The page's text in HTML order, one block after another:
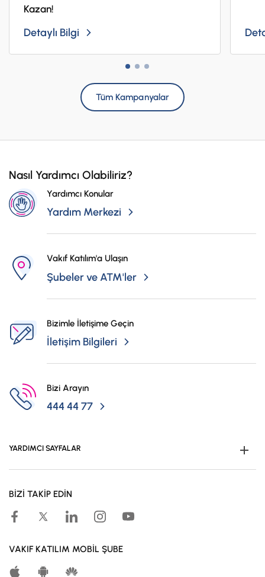
Kazan!
Detaylı Bilgi
Tüm Kampanyalar
Nasıl Yardımcı Olabiliriz?
Yardımcı Konular
Yardım Merkezi
Vakıf Katılım'a Ulaşın
Şubeler ve ATM'ler
Bizimle İletişime Geçin
İletişim Bilgileri
Bizi Arayın
444 44 77
YARDIMCI SAYFALAR
Kampanyalar
Hesaplama Araçları
Katılma Hesapları
BİZİ TAKİP EDİN
VAKIF KATILIM MOBİL ŞUBE